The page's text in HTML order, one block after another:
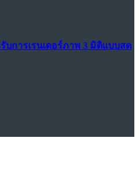
บการเรนเดอร์ภาพ 3 มิติแบบสด